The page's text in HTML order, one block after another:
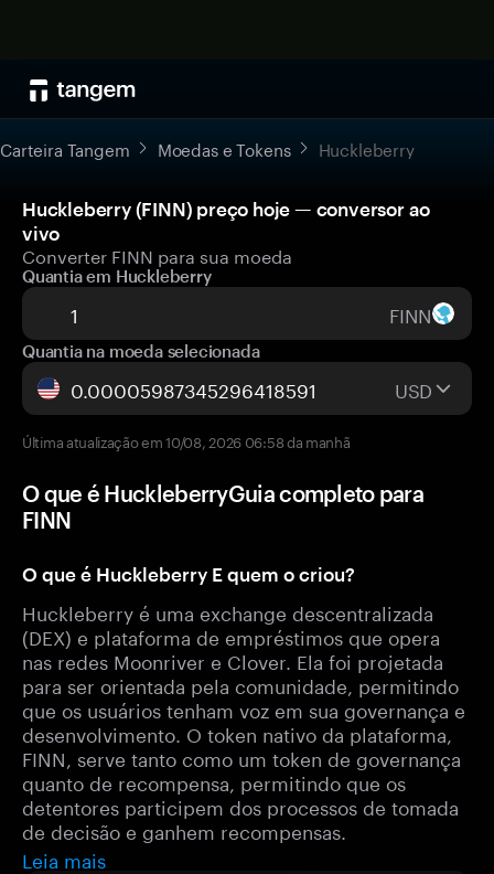
Carteira Tangem Moedas e Tokens Huckleberry
Huckleberry (FINN) preço hoje — conversor ao
vivo
Converter FINN para sua moeda
Quantia em Huckleberry
FINN
Quantia na moeda selecionada
USD
Última atualização em 10/08, 2026 06:58 da manhã
O que é HuckleberryGuia completo para
FINN
O que é Huckleberry E quem o criou?
Huckleberry é uma exchange descentralizada
(DEX) e plataforma de empréstimos que opera
nas redes Moonriver e Clover. Ela foi projetada
para ser orientada pela comunidade, permitindo
que os usuários tenham voz em sua governança e
desenvolvimento. O token nativo da plataforma,
FINN, serve tanto como um token de governança
quanto de recompensa, permitindo que os
detentores participem dos processos de tomada
de decisão e ganhem recompensas.
Leia mais